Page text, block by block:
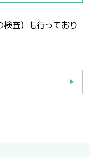
査）も行っており